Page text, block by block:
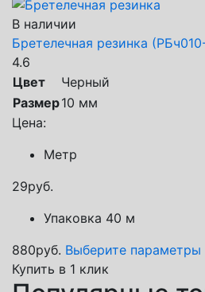
В наличии
Бретелечная резинка
4.6
Цвет
Черный
Размер10 мм
Цена:
Метр
29руб.
Упаковка 40 м
880руб. Выберите параметры
Купить в 1 клик